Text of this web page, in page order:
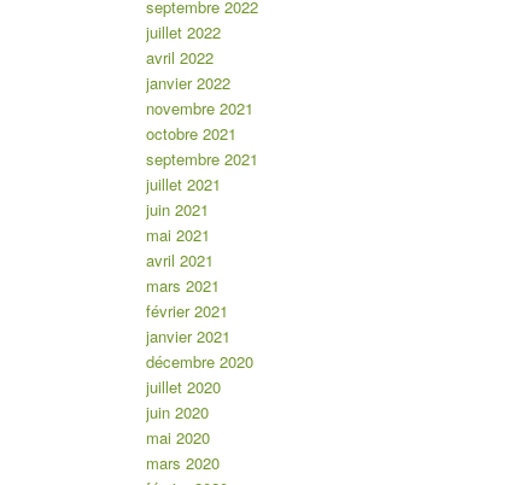
septembre 2022
juillet 2022
avril 2022
janvier 2022
novembre 2021
octobre 2021
septembre 2021
juillet 2021
juin 2021
mai 2021
avril 2021
mars 2021
février 2021
janvier 2021
décembre 2020
juillet 2020
juin 2020
mai 2020
mars 2020